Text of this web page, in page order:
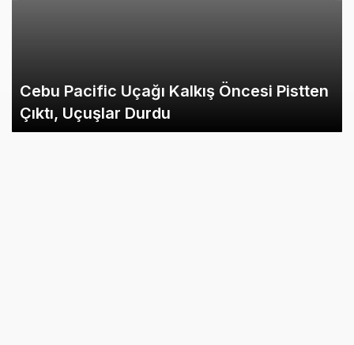
Cebu Pacific Uçağı Kalkış Öncesi Pistten
Çıktı, Uçuşlar Durdu